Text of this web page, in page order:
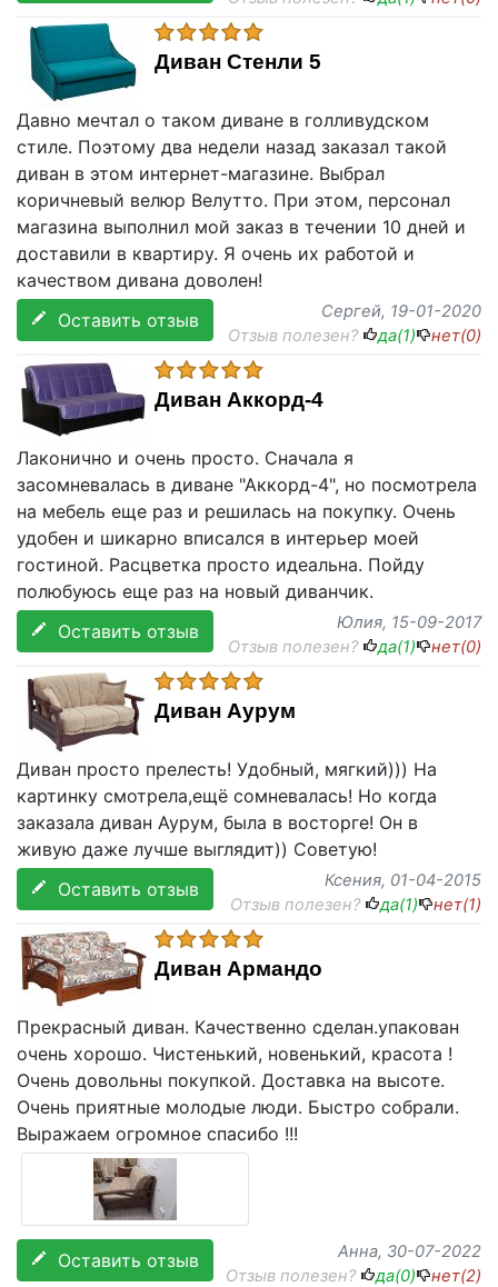
Диван Стенли 5
Давно мечтал о таком диване в голливудском
стиле. Поэтому два недели назад заказал такой
диван в этом интернет-магазине. Выбрал
коричневый велюр Велутто. При этом, персонал
магазина выполнил мой заказ в течении 10 дней и
доставили в квартиру. Я очень их работой и
качеством дивана доволен!
Оставить отзыв
Сергей, 19-01-2020
Отзыв полезен?
да(1) нет(0)
Диван Аккорд-4
Лаконично и очень просто. Сначала я
засомневалась в диване "Аккорд-4", но посмотрела
на мебель еще раз и решилась на покупку. Очень
удобен и шикарно вписался в интерьер моей
гостиной. Расцветка просто идеальна. Пойду
полюбуюсь еще раз на новый диванчик.
Оставить отзыв
Юлия, 15-09-2017
Отзыв полезен?
да(1) нет(0)
Диван Аурум
Диван просто прелесть! Удобный, мягкий))) На
картинку смотрела,ещё сомневалась! Но когда
заказала диван Аурум, была в восторге! Он в
живую даже лучше выглядит)) Советую!
Оставить отзыв
Ксения, 01-04-2015
Отзыв полезен?
да(1) нет(1)
Диван Армандо
Прекрасный диван. Качественно сделан.упакован
очень хорошо. Чистенький, новенький, красота !
Очень довольны покупкой. Доставка на высоте.
Очень приятные молодые люди. Быстро собрали.
Выражаем огромное спасибо !!!
Оставить отзыв Анна, 30-07-2022
Отзыв полезен?
да(0) нет(2)